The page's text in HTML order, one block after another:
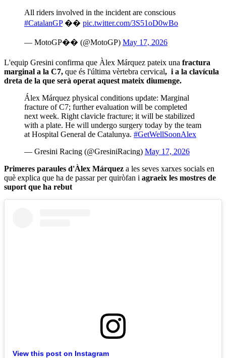
All riders involved in the incident are conscious
#CatalanGP�� pic.twitter.com/3S51oD0wBo
— MotoGP�� (@MotoGP) May 17, 2026
L'equip Gresini confirma que Àlex Márquez pateix una fractura
marginal a la C7, que és l'última vèrtebra cervical, i a la clavícula
dreta de la que serà operat aquest mateix diumenge.
Álex Márquez physical conditions update: Marginal
fracture of C7; further evaluation will be completed
next week. Right clavicle fracture; it will be stabilized
with a plate. He will undergo surgery today by the team
at Hospital General de Catalunya. #GetWellSoonAlex
— Gresini Racing (@GresiniRacing) May 17, 2026
Primeres paraules d'Àlex Márquez a les seves xarxes socials en
què explica que ha de passar per quiròfan i agraeix les mostres de
suport que ha rebut
View this post on Instagram